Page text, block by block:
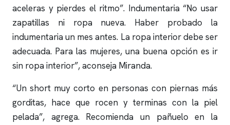
aceleras y pierdes el ritmo”. Indumentaria “No usar
zapatillas ni ropa nueva. Haber probado la
indumentaria un mes antes. La ropa interior debe ser
adecuada. Para las mujeres, una buena opción es ir
sin ropa interior”, aconseja Miranda.
“Un short muy corto en personas con piernas más
gorditas, hace que rocen y terminas con la piel
pelada”, agrega. Recomienda un pañuelo en la